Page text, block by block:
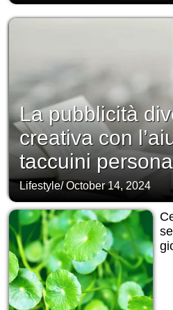
La pubblicità
creativa con
taccuini
Lifestyle/October 14, 2024